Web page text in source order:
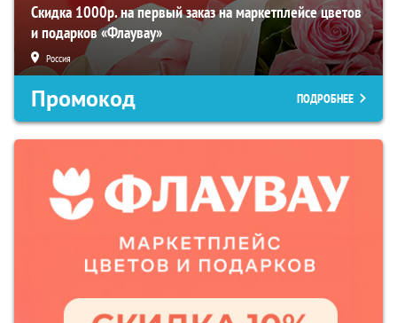
Скидка 1000р. на первый заказ на маркетплейсе цветов
и подарков «Флаувау»
Россия
Промокод ПОДРОБНЕЕ